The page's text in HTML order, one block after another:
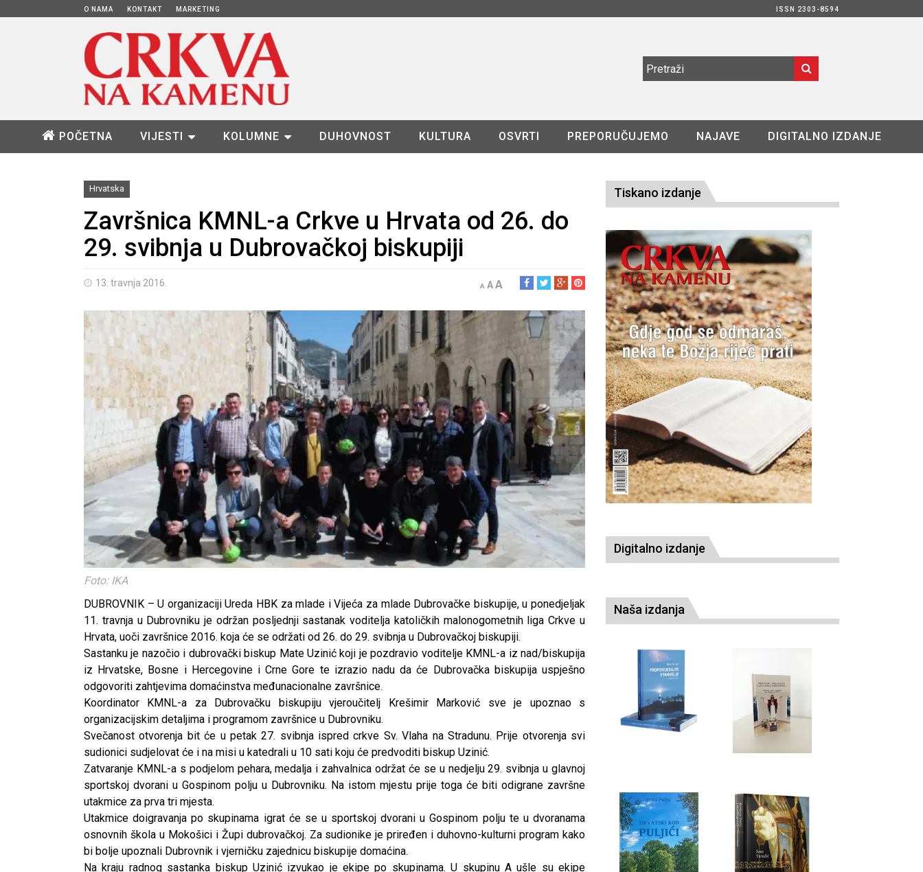
O NAMA KONTAKT MARKETING ISSN 2303-8594
POČETNA VIJESTI KOLUMNE DUHOVNOST KULTURA OSVRTI PREPORUČUJEMO NAJAVE DIGITALNO IZDANJE
Hrvatska
Završnica KMNL-a Crkve u Hrvata od 26. do
29. svibnja u Dubrovačkoj biskupiji
13. travnja 2016. A AA
Foto: IKA
DUBROVNIK – U organizaciji Ureda HBK za mlade i Vijeća za mlade Dubrovačke biskupije, u ponedjeljak
11. travnja u Dubrovniku je održan posljednji sastanak voditelja katoličkih malonogometnih liga Crkve u
Hrvata, uoči završnice 2016. koja će se održati od 26. do 29. svibnja u Dubrovačkoj biskupiji.
Sastanku je nazočio i dubrovački biskup Mate Uzinić koji je pozdravio voditelje KMNL-a iz nad/biskupija
iz Hrvatske, Bosne i Hercegovine i Crne Gore te izrazio nadu da će Dubrovačka biskupija uspješno
odgovoriti zahtjevima domaćinstva međunacionalne završnice.
Koordinator KMNL-a za Dubrovačku biskupiju vjeroučitelj Krešimir Marković sve je upoznao s
organizacijskim detaljima i programom završnice u Dubrovniku.
Svečanost otvorenja bit će u petak 27. svibnja ispred crkve Sv. Vlaha na Stradunu. Prije otvorenja svi
sudionici sudjelovat će i na misi u katedrali u 10 sati koju će predvoditi biskup Uzinić.
Zatvaranje KMNL-a s podjelom pehara, medalja i zahvalnica održat će se u nedjelju 29. svibnja u glavnoj
sportskoj dvorani u Gospinom polju u Dubrovniku. Na istom mjestu prije toga će biti odigrane završne
utakmice za prva tri mjesta.
Utakmice doigravanja po skupinama igrat će se u sportskoj dvorani u Gospinom polju te u dvoranama
osnovnih škola u Mokošici i Župi dubrovačkoj. Za sudionike je priređen i duhovno-kulturni program kako
bi bolje upoznali Dubrovnik i vjerničku zajednicu biskupije domaćina.
Na kraju radnog sastanka biskup Uzinić izvukao je ekipe po skupinama. U skupinu A ušle su ekipe
Tiskano izdanje
Digitalno izdanje
Naša izdanja